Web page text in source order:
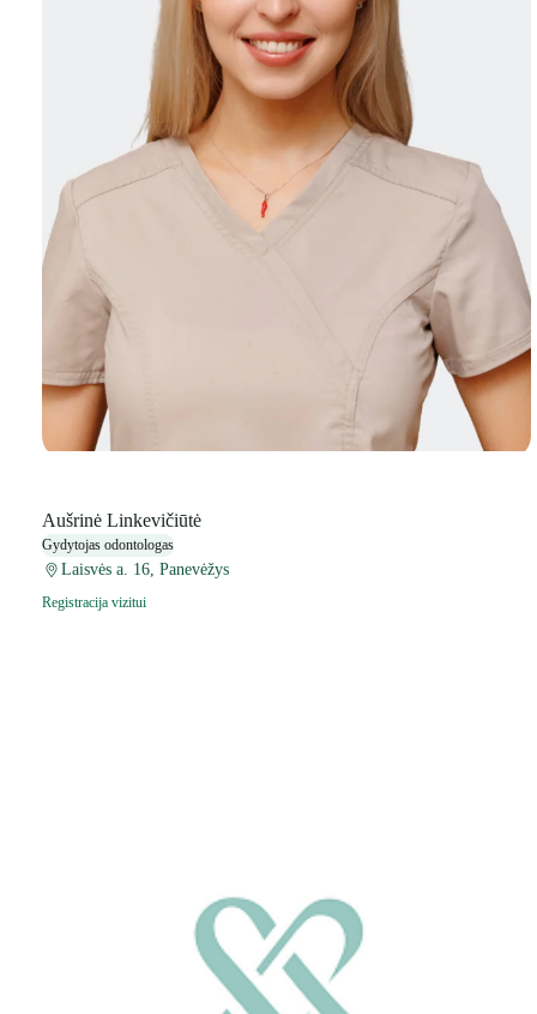
Aušrinė Linkevičiūtė
Gydytojas odontologas
Laisvės a. 16, Panevėžys
Registracija vizitui